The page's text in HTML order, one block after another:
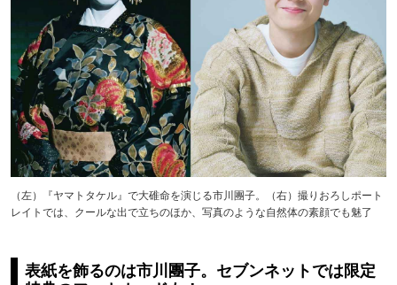
（左）『ヤマトタケル』で大碓命を演じる市川團子。（右）撮りおろしポート
レイトでは、クールな出で立ちのほか、写真のような自然体の素顔でも魅了
表紙を飾るのは市川團子。セブンネットでは限定